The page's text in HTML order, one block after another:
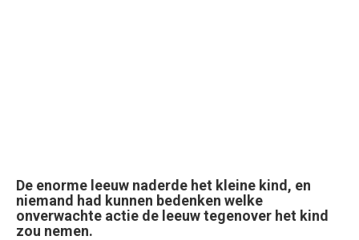
De enorme leeuw naderde het kleine kind, en
niemand had kunnen bedenken welke
onverwachte actie de leeuw tegenover het kind
zou nemen.